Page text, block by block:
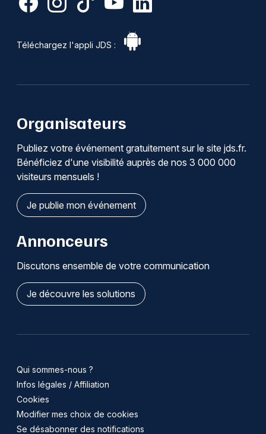
Téléchargez l'appli JDS :
Organisateurs
Publiez votre événement gratuitement sur le site jds.fr.
Bénéficiez d'une visibilité auprès de nos 3 000 000
visiteurs mensuels !
Je publie mon événement
Annonceurs
Discutons ensemble de votre communication
Je découvre les solutions
Qui sommes-nous ?
Infos légales / Affiliation
Cookies
Modifier mes choix de cookies
Se désabonner des notifications